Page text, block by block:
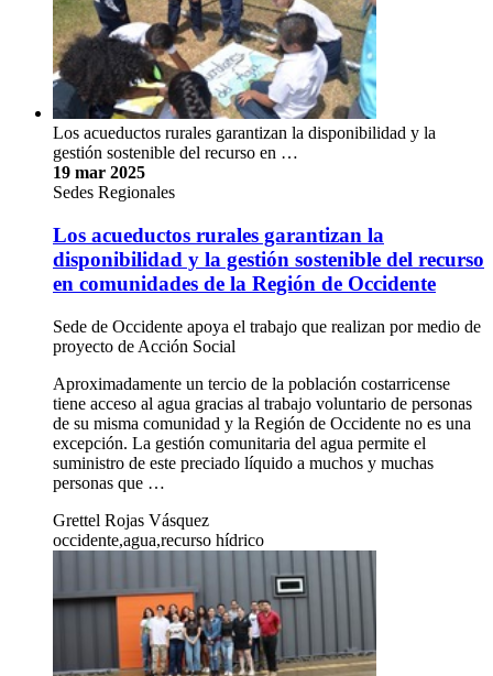
Los acueductos rurales garantizan la disponibilidad y la
gestión sostenible del recurso en …
19 mar 2025
Sedes Regionales
Los acueductos rurales garantizan la
disponibilidad y la gestión sostenible del recurso
en comunidades de la Región de Occidente
Sede de Occidente apoya el trabajo que realizan por medio de
proyecto de Acción Social
Aproximadamente un tercio de la población costarricense
tiene acceso al agua gracias al trabajo voluntario de personas
de su misma comunidad y la Región de Occidente no es una
excepción. La gestión comunitaria del agua permite el
suministro de este preciado líquido a muchos y muchas
personas que …
Grettel Rojas Vásquez
occidente,agua,recurso hídrico